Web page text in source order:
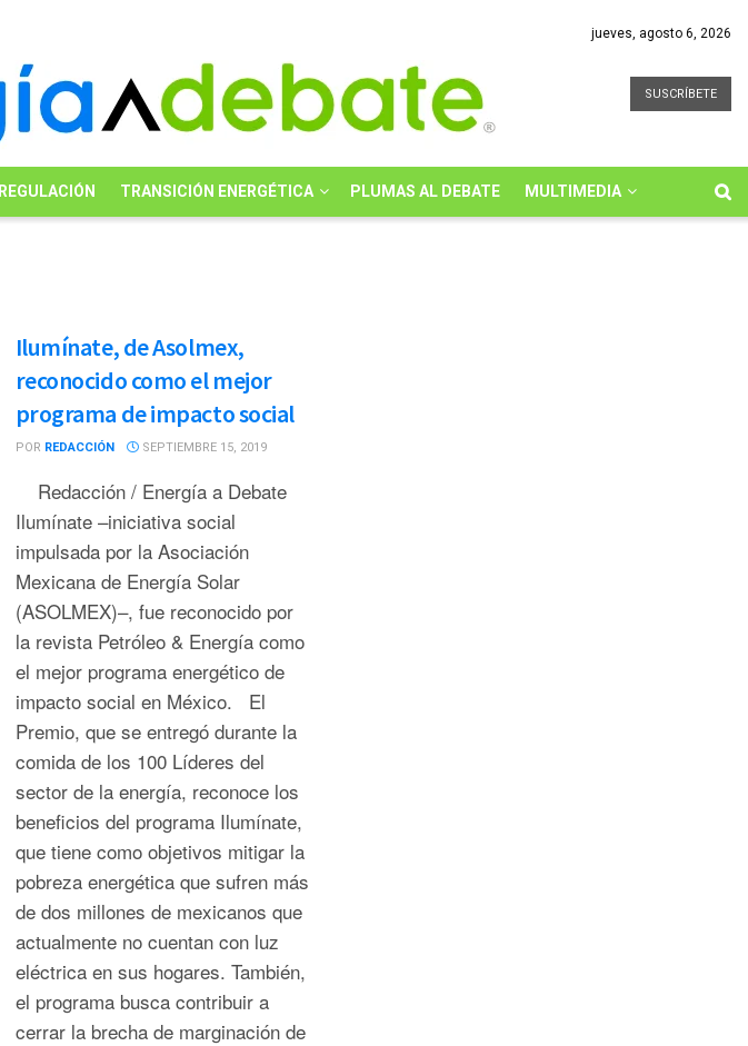
jueves, agosto 6, 2026
SUSCRÍBETE
REGULACIÓN TRANSICIÓN ENERGÉTICA PLUMAS AL DEBATE MULTIMEDIA
Ilumínate, de Asolmex,
reconocido como el mejor
programa de impacto social
POR REDACCIÓN SEPTIEMBRE 15, 2019
Redacción / Energía a Debate
Ilumínate –iniciativa social
impulsada por la Asociación
Mexicana de Energía Solar
(ASOLMEX)–, fue reconocido por
la revista Petróleo & Energía como
el mejor programa energético de
impacto social en México. El
Premio, que se entregó durante la
comida de los 100 Líderes del
sector de la energía, reconoce los
beneficios del programa Ilumínate,
que tiene como objetivos mitigar la
pobreza energética que sufren más
de dos millones de mexicanos que
actualmente no cuentan con luz
eléctrica en sus hogares. También,
el programa busca contribuir a
cerrar la brecha de marginación de